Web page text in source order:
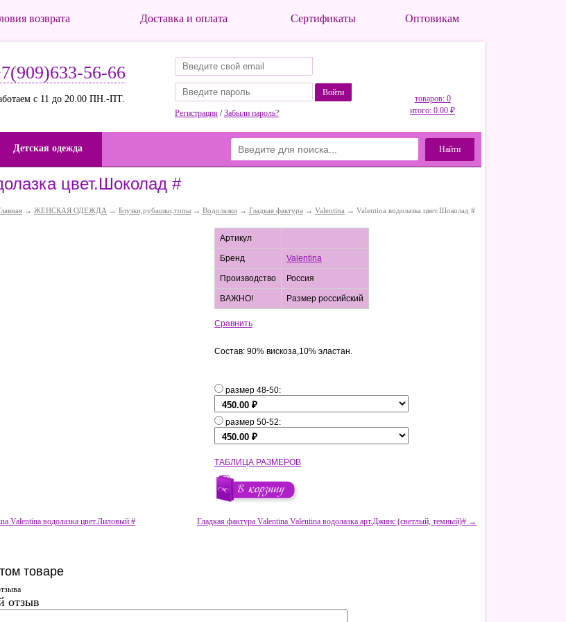
возврата Доставка и оплата Сертификаты Оптовикам
56-66
с 11 до 20.00 ПН.-ПТ.
Войти
Регистрация /Забыли пароль?
товаров: 0
итого: 0.00 ₽
Детская одежда Найти
цвет.Шоколад #
→ ЖЕНСКАЯ ОДЕЖДА → Блузки,рубашки,топы → Водолазки → Гладкая фактура → Valentina → Valentina водолазка цвет.Шоколад #
Артикул
Бренд Valentina
Производство Россия
ВАЖНО! Размер российский
Сравнить
Состав: 90% вискоза,10% эластан.
размер 48-50:
размер 50-52:
ТАБЛИЦА РАЗМЕРОВ
Valentina водолазка цвет.Лиловый # Гладкая фактура Valentina Valentina водолазка арт.Джинс (светлый, темный)# →
товаре
отзыв